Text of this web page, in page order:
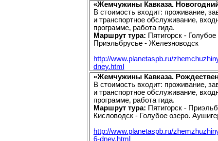
«Жемчужины Кавказа.
В стоимость входит: проживание,
и транспортное обслуживание,
программе, работа гида.
Маршрут тура: Пятигорск -
Приэльбрусье - Железноводск
http://www.planetaspb.ru/
dney.html
«Жемчужины Кавказа.
В стоимость входит: проживание,
и транспортное обслуживание,
программе, работа гида.
Маршрут тура: Пятигорск -
Кисловодск - Голубое озеро.
http://www.planetaspb.ru/
6-dney.html